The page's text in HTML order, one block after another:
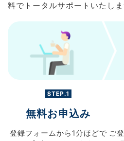
料でトータルサポートいたしま
STEP.1
無料お申込み
登録フォームから 1分ほどで ご